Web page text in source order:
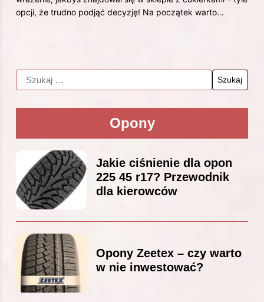
opcji, że trudno podjąć decyzję! Na początek warto…
Opony
Jakie ciśnienie dla opon
225 45 r17? Przewodnik
dla kierowców
Opony Zeetex – czy warto
w nie inwestować?